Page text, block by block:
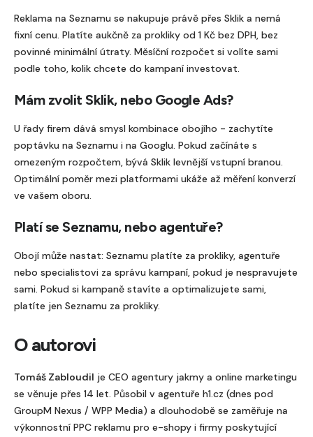
Reklama na Seznamu se nakupuje právě přes Sklik a nemá
fixní cenu. Platíte aukčně za prokliky od 1 Kč bez DPH, bez
povinné minimální útraty. Měsíční rozpočet si volíte sami
podle toho, kolik chcete do kampaní investovat.
Mám zvolit Sklik, nebo Google Ads?
U řady firem dává smysl kombinace obojího - zachytíte
poptávku na Seznamu i na Googlu. Pokud začínáte s
omezeným rozpočtem, bývá Sklik levnější vstupní branou.
Optimální poměr mezi platformami ukáže až měření konverzí
ve vašem oboru.
Platí se Seznamu, nebo agentuře?
Obojí může nastat: Seznamu platíte za prokliky, agentuře
nebo specialistovi za správu kampaní, pokud je nespravujete
sami. Pokud si kampaně stavíte a optimalizujete sami,
platíte jen Seznamu za prokliky.
O autorovi
Tomáš Zabloudil je CEO agentury jakmy a online marketingu
se věnuje přes 14 let. Působil v agentuře h1.cz (dnes pod
GroupM Nexus / WPP Media) a dlouhodobě se zaměřuje na
výkonnostní PPC reklamu pro e-shopy i firmy poskytující